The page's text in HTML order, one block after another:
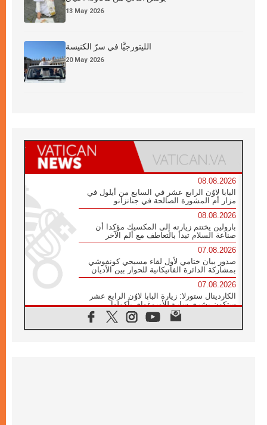
13 May 2026
الليتورجيَّا في سرّ الكنيسة
20 May 2026
08.08.2026
البابا لاوُن الرابع عشر في السابع من أيلول في
مزار أم المشورة الصالحة في جناتزانو
08.08.2026
بارولين يختتم زيارته إلى المكسيك مؤكدا أن
صناعة السلام تبدأ بالتعاطف مع ألم الآخر
07.08.2026
صدور بيان ختامي لأول لقاء مسيحي كونفوشي
بمشاركة الدائرة الفاتيكانية للحوار بين الأديان
07.08.2026
الكاردينال ستورلا: زيارة البابا لاوُن الرابع عشر
ستكون بشرى سارة للأوروغواي بأكملها
الفاتيكان يعلن برنامج الزيارة الرسولية للبابا لاوُن